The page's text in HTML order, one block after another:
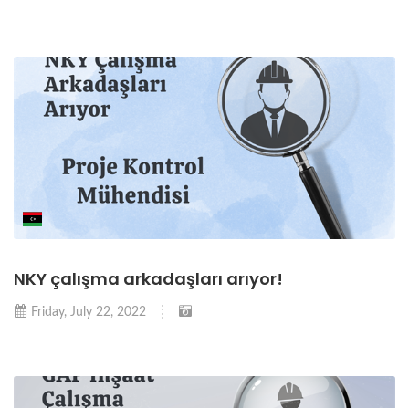
NKY çalışma arkadaşları arıyor!
Friday, July 22, 2022